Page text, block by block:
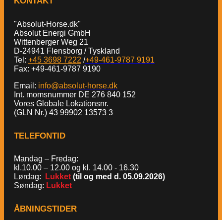
"Absolut-Horse.dk"
Absolut Energi GmbH
Wittenberger Weg 21
D-24941 Flensborg / Tyskland
Tel: +45 3698 7222 /+49-461-9787 9191
Fax: +49-461-9787 9190
Email: info@absolut-horse.dk
Int. momsnummer DE 276 840 152
Vores Globale Lokationsnr.
(GLN Nr.) 43 99902 13573 3
TELEFONTID
Mandag – Fredag:
kl.10.00 – 12.00 og kl. 14.00 - 16.30
Lørdag:
Lukket (til og med d. 05.09.2026)
Søndag: Lukket
ÅBNINGSTIDER